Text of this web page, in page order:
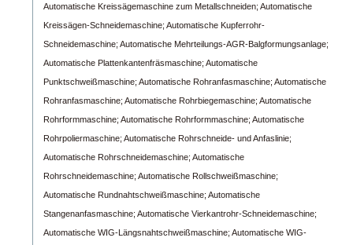
Automatische Kreissägemaschine zum Metallschneiden; Automatische
Kreissägen-Schneidemaschine; Automatische Kupferrohr-
Schneidemaschine; Automatische Mehrteilungs-AGR-Balgformungsanlage;
Automatische Plattenkantenfräsmaschine; Automatische
Punktschweißmaschine; Automatische Rohranfasmaschine; Automatische
Rohranfasmaschine; Automatische Rohrbiegemaschine; Automatische
Rohrformmaschine; Automatische Rohrformmaschine; Automatische
Rohrpoliermaschine; Automatische Rohrschneide- und Anfaslinie;
Automatische Rohrschneidemaschine; Automatische
Rohrschneidemaschine; Automatische Rollschweißmaschine;
Automatische Rundnahtschweißmaschine; Automatische
Stangenanfasmaschine; Automatische Vierkantrohr-Schneidemaschine;
Automatische WIG-Längsnahtschweißmaschine; Automatische WIG-